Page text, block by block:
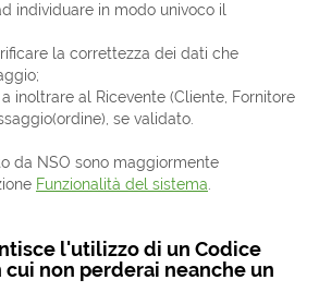
individuare in modo univoco il
la correttezza dei dati che
inoltrare al Ricevente (Cliente, Fornitore
se validato.
da NSO sono maggiormente
Funzionalità del sistema.
l'utilizzo di un Codice
non perderai neanche un